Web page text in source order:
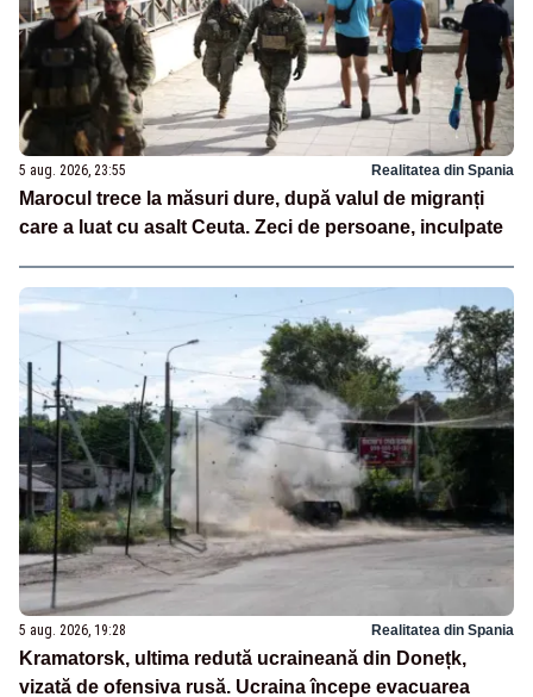
5 aug. 2026, 23:55 Realitatea din Spania
Marocul trece la măsuri dure, după valul de migranți
care a luat cu asalt Ceuta. Zeci de persoane, inculpate
5 aug. 2026, 19:28 Realitatea din Spania
Kramatorsk, ultima redută ucraineană din Donețk,
vizată de ofensiva rusă. Ucraina începe evacuarea